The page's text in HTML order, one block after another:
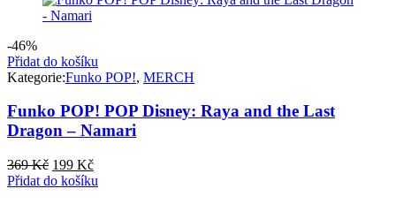
-46%
Přidat do košíku
Kategorie:Funko POP!, MERCH
Funko POP! POP Disney: Raya and the Last
Dragon – Namari
369Kč Původní
cena
199 KčAktuální
cena
Přidat do košíku